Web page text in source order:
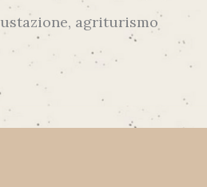
agriturismo